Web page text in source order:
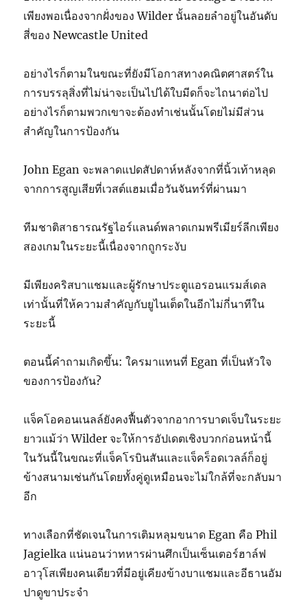
เพียงพอเนื่องจากฝั่งของ Wilder นั้นลอยลำอยู่ในอันดับ
สี่ของ Newcastle United
อย่างไรก็ตามในขณะที่ยังมีโอกาสทางคณิตศาสตร์ใน
การบรรลุสิ่งที่ไม่น่าจะเป็นไปได้ใบมีดก็จะไถนาต่อไป
อย่างไรก็ตามพวกเขาจะต้องทำเช่นนั้นโดยไม่มีส่วน
สำคัญในการป้องกัน
John Egan จะพลาดแปดสัปดาห์หลังจากที่นิ้วเท้าหลุด
จากการสูญเสียที่เวสต์แฮมเมื่อวันจันทร์ที่ผ่านมา
ทีมชาติสาธารณรัฐไอร์แลนด์พลาดเกมพรีเมียร์ลีกเพียง
สองเกมในระยะนี้เนื่องจากถูกระงับ
มีเพียงคริสบาแชมและผู้รักษาประตูแอรอนแรมส์เดล
เท่านั้นที่ให้ความสำคัญกับยูไนเต็ดในอีกไม่กี่นาทีใน
ระยะนี้
ตอนนี้คำถามเกิดขึ้น: ใครมาแทนที่ Egan ที่เป็นหัวใจ
ของการป้องกัน?
แจ็คโอคอนเนลล์ยังคงฟื้นตัวจากอาการบาดเจ็บในระยะ
ยาวแม้ว่า Wilder จะให้การอัปเดตเชิงบวกก่อนหน้านี้
ในวันนี้ในขณะที่แจ็คโรบินสันและแจ็คร็อดเวลล์ก็อยู่
ข้างสนามเช่นกันโดยทั้งคู่ดูเหมือนจะไม่ใกล้ที่จะกลับมา
อีก
ทางเลือกที่ชัดเจนในการเติมหลุมขนาด Egan คือ Phil
Jagielka แน่นอนว่าทหารผ่านศึกเป็นเซ็นเตอร์ฮาล์ฟ
อาวุโสเพียงคนเดียวที่มีอยู่เคียงข้างบาแชมและอีธานอัม
ปาดูขาประจำ